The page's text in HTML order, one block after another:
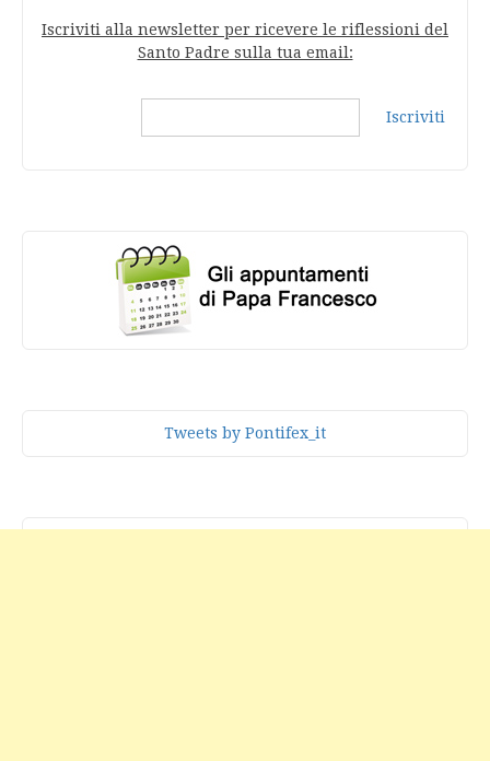
Iscriviti alla newsletter per ricevere le riflessioni del
Santo Padre sulla tua email:
Iscriviti
Tweets by Pontifex_it